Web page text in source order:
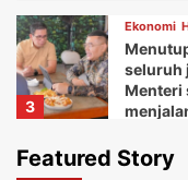
3
Ekonomi
seluruh
Menteri
Daerah
Ketua
Featured Story